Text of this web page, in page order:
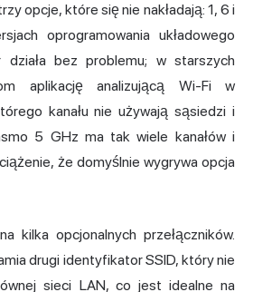
opcje, które się nie nakładają: 1, 6 i
oprogramowania układowego
działa bez problemu; w starszych
aplikację analizującą Wi-Fi w
kanału nie używają sąsiedzi i
5 GHz ma tak wiele kanałów i
że domyślnie wygrywa opcja
kilka opcjonalnych przełączników.
drugi identyfikator SSID, który nie
sieci LAN, co jest idealne na